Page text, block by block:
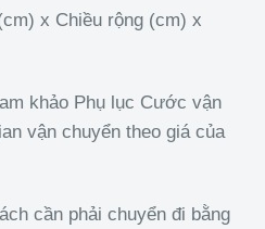
x Chiều rộng (cm) x
khảo Phụ lục Cước vận
vận chuyển theo giá của
cần phải chuyển đi bằng